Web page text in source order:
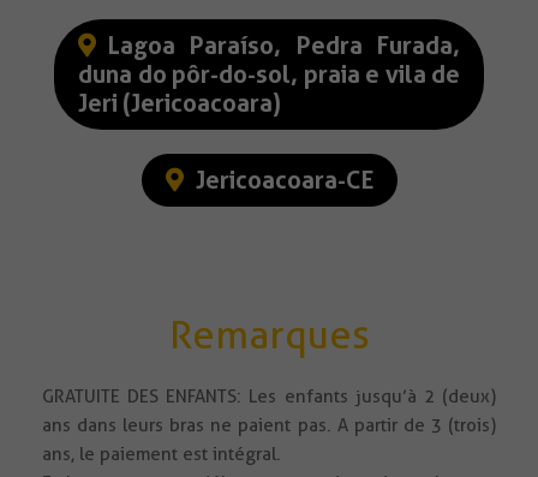
Lagoa Paraíso, Pedra Furada,
duna do pôr-do-sol, praia e vila de
Jeri (Jericoacoara)
Jericoacoara-CE
Remarques
GRATUITE DES ENFANTS: Les enfants jusqu’à 2 (deux)
ans dans leurs bras ne paient pas. A partir de 3 (trois)
ans, le paiement est intégral.